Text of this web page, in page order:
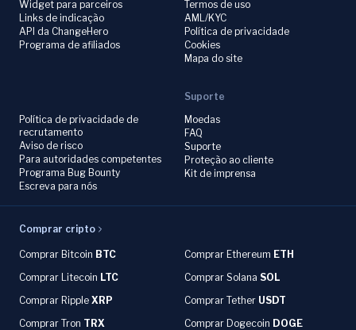
Widget para parceiros
Links de indicação
API da ChangeHero
Programa de afiliados
Termos de uso
AML/KYC
Política de privacidade
Cookies
Mapa do site
Política de privacidade de
recrutamento
Aviso de risco
Para autoridades competentes
Programa Bug Bounty
Escreva para nós
Suporte
Moedas
FAQ
Suporte
Proteção ao cliente
Kit de imprensa
Comprar cripto
Comprar Bitcoin BTC Comprar Ethereum ETH
Comprar Litecoin LTC Comprar Solana SOL
Comprar Ripple XRP Comprar Tether USDT
Comprar Tron TRX Comprar Dogecoin DOGE